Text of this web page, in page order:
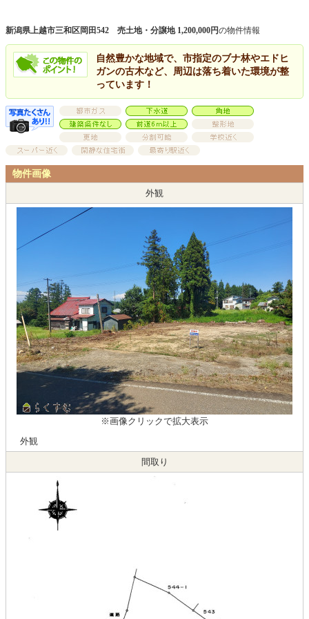
新潟県上越市三和区岡田542 売土地・分譲地 1,200,000円の物件情報
自然豊かな地域で、市指定のブナ林やエドヒ
ガンの古木など、周辺は落ち着いた環境が整
っています！
物件画像
外観
間取り
※画像クリックで拡大表示
外観